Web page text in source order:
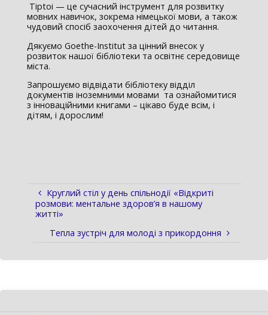
Tiptoi — це сучасний інструмент для розвитку
мовних навичок, зокрема німецької мови, а також
чудовий спосіб заохочення дітей до читання.
Дякуємо Goethe-Institut за цінний внесок у
розвиток нашої бібліотеки та освітнє середовище
міста.
Запрошуємо відвідати бібліотеку відділ
документів іноземними мовами та ознайомитися
з інноваційними книгами – цікаво буде всім, і
дітям, і дорослим!
Круглий стіл у день спільнодії «Відкриті
розмови: ментальне здоров’я в нашому
житті»
Тепла зустріч для молоді з прикордоння